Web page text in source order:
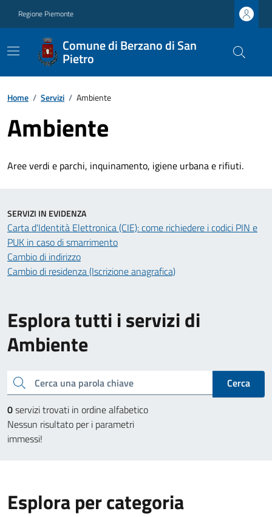
Regione Piemonte
Comune di Berzano di San
Pietro
Home / Servizi / Ambiente
Ambiente
Aree verdi e parchi, inquinamento, igiene urbana e rifiuti.
Esplora tutti i servizi di
Ambiente
Cerca una parola chiave
Cerca
0servizi trovati in ordine alfabetico
Nessun risultato per i parametri
immessi!
SERVIZI IN EVIDENZA
Carta d'Identità Elettronica (CIE): come richiedere i codici PIN e
PUK in caso di smarrimento
Cambio di indirizzo
Cambio di residenza (Iscrizione anagrafica)
Esplora per categoria